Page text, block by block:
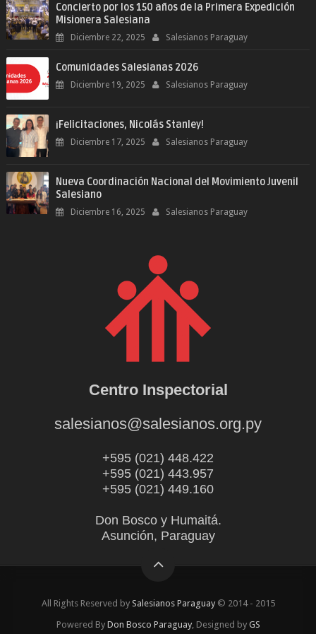
Concierto por los 150 años de la Primera Expedición
Misionera Salesiana
Diciembre 22, 2025 Salesianos Paraguay
Comunidades Salesianas 2026
Diciembre 19, 2025 Salesianos Paraguay
¡Felicitaciones, Nicolás Stanley!
Diciembre 17, 2025 Salesianos Paraguay
Nueva Coordinación Nacional del Movimiento Juvenil
Salesiano
Diciembre 16, 2025 Salesianos Paraguay
Centro Inspectorial
salesianos@salesianos.org.py
+595 (021) 448.422
+595 (021) 443.957
+595 (021) 449.160
Don Bosco y Humaitá.
Asunción, Paraguay
All Rights Reserved by Salesianos Paraguay© 2014 - 2015
Powered By Don Bosco Paraguay, Designed by GS